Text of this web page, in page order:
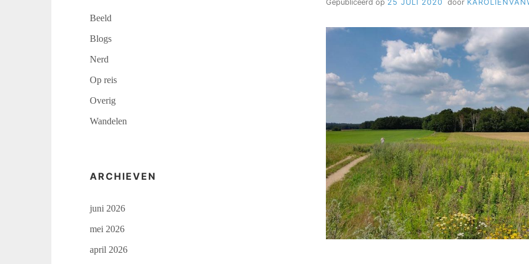
Gepubliceerd op 25 JULI 2020 door
Beeld
Blogs
Nerd
Op reis
Overig
Wandelen
ARCHIEVEN
juni 2026
mei 2026
april 2026